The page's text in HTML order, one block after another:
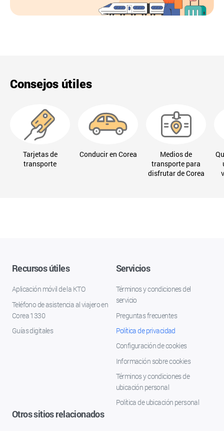
Consejos útiles
Tarjetas de
transporte
Conducir en Corea
Medios de
transporte para
disfrutar de Corea
Recursos útiles
Aplicación móvil de la KTO
Teléfono de asistencia al viajero en
Corea 1330
Guías digitales
Servicios
Términos y condiciones del
servicio
Preguntas frecuentes
Política de privacidad
Configuración de cookies
Información sobre cookies
Términos y condiciones de
ubicación personal
Política de ubicación personal
Otros sitios relacionados